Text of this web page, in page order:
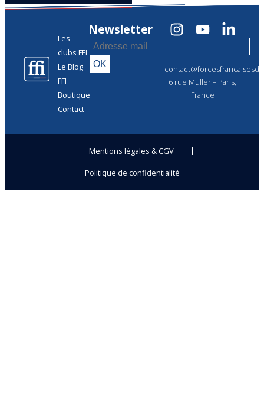
Les
clubs FFI
Le Blog
FFI
Boutique
Contact
6 rue Muller – Paris,
France
Newsletter
Mentions légales & CGV
Politique de confidentialité